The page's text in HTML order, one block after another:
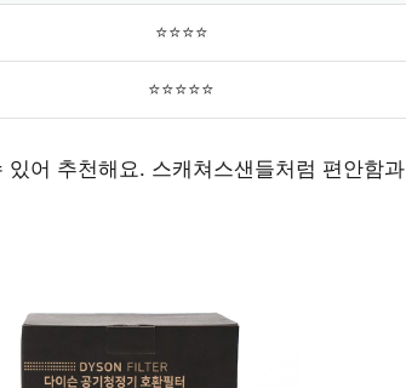
⭐⭐⭐⭐
⭐⭐⭐⭐⭐
어 추천해요. 스캐쳐스샌들처럼 편안함과